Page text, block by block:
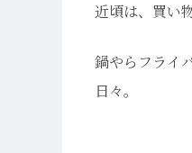
近頃は、買い
鍋やらフライ
日々。